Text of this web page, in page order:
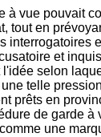
à vue pouvait
tout en
et
selon
telle
prêts en
de garde
une